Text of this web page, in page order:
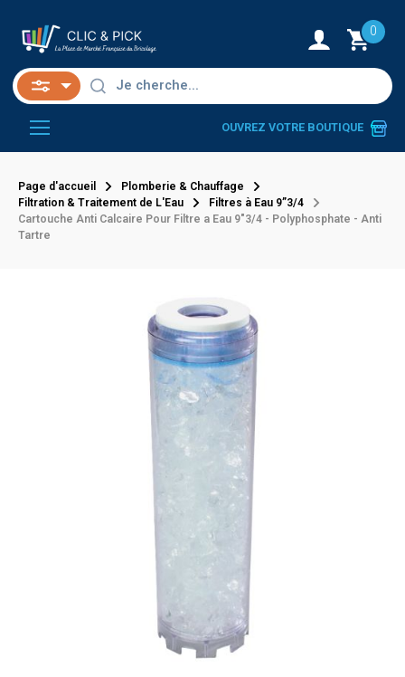
0
OUVREZ VOTRE BOUTIQUE
Page d'accueil
Plomberie & Chauffage
Filtration & Traitement de L'Eau
Filtres à Eau 9”3/4
Cartouche Anti Calcaire Pour Filtre a Eau 9"3/4 - Polyphosphate - Anti
Tartre